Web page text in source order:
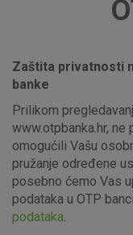
Zaštita privatnosti
banke
Prilikom
www.otpbanka.hr,
omogućili Vašu
pružanje određene
posebno ćemo Vas
podataka u OTP
podataka